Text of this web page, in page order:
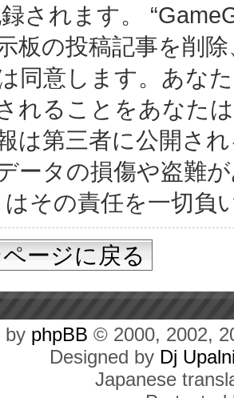
されます。
板の投稿記事を削
同意します。あな
れることをあなた
は第三者に公開さ
ータの損傷や盗難
はその責任を一切負
ージに戻る
by phpBB © 2000, 2002,
Designed by Dj
Japanese